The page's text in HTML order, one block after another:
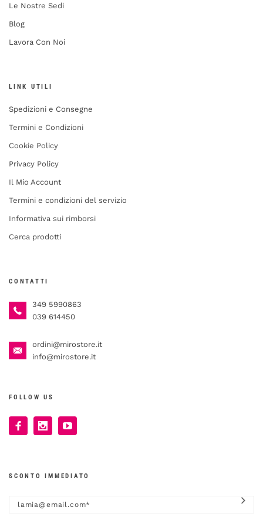
Le Nostre Sedi
Blog
Lavora Con Noi
LINK UTILI
Spedizioni e Consegne
Termini e Condizioni
Cookie Policy
Privacy Policy
Il Mio Account
Termini e condizioni del servizio
Informativa sui rimborsi
Cerca prodotti
CONTATTI
349 5990863
039 614450
ordini@mirostore.it
info@mirostore.it
FOLLOW US
SCONTO IMMEDIATO